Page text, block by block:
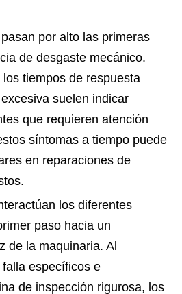
por alto las primeras
de desgaste mecánico.
tiempos de respuesta
suelen indicar
que requieren atención
síntomas a tiempo puede
en reparaciones de
los diferentes
paso hacia un
de la maquinaria. Al
específicos e
de inspección rigurosa, los